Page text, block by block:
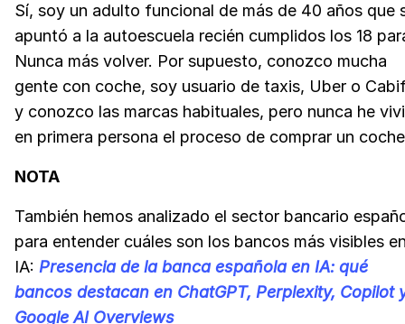
Sí, soy un adulto funcional de más de 40 años que
apuntó a la autoescuela recién cumplidos los 18
Nunca más volver. Por supuesto, conozco mucha
gente con coche, soy usuario de taxis, Uber o
y conozco las marcas habituales, pero nunca he
en primera persona el proceso de comprar un
NOTA
También hemos analizado el sector bancario
para entender cuáles son los bancos más visibles
IA: Presencia de la banca española en IA: qué
bancos destacan en ChatGPT, Perplexity, Copilot
Google AI Overviews